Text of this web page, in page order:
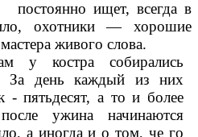
постоянно ищет, всегда в
охотники — хорошие
живого слова.
у костра собирались
За день каждый из них
- пятьдесят, а то и более
ужина начинаются
а иногда и о том, че го